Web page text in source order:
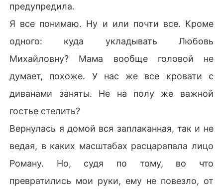
предупредила.
Я все понимаю. Ну и или почти все. Кроме
одного: куда укладывать Любовь
Михайловну? Мама вообще головой не
думает, похоже. У нас же все кровати с
диванами заняты. Не на полу же важной
гостье стелить?
Вернулась я домой вся заплаканная, так и не
ведая, в каких масштабах расцарапала лицо
Роману. Но, судя по тому, во что
превратились мои руки, ему не повезло, от